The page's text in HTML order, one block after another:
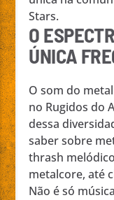
Stars.
O
ÚNICA
O som do
no Rugidos do
dessa
saber sobre
thrash
metalcore, até
Não é só